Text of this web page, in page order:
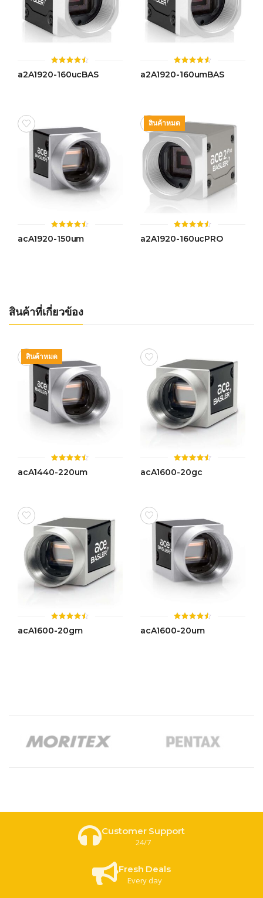
ให้
คะแนน
a2A1920-160ucBAS
ให้
คะแนน
a2A1920-160umBAS
ให้
คะแนน
acA1920-150um
สินค้าหมด
ให้
คะแนน
a2A1920-160ucPRO
สินค้าที่เกี่ยวข้อง
สินค้าหมด
ให้
คะแนน
acA1440-220um
ให้
คะแนน
acA1600-20gc
ให้
คะแนน
acA1600-20gm
ให้
คะแนน
acA1600-20um
Customer Support
24/7
Fresh Deals
Every day